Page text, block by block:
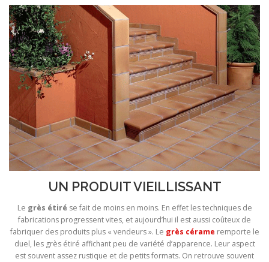
UN PRODUIT VIEILLISSANT
Le grès étiré se fait de moins en moins. En effet les techniques de
fabrications progressent vites, et aujourd’hui il est aussi coûteux de
fabriquer des produits plus « vendeurs ». Le grès cérame remporte le
duel, les grès étiré affichant peu de variété d’apparence. Leur aspect
est souvent assez rustique et de petits formats. On retrouve souvent